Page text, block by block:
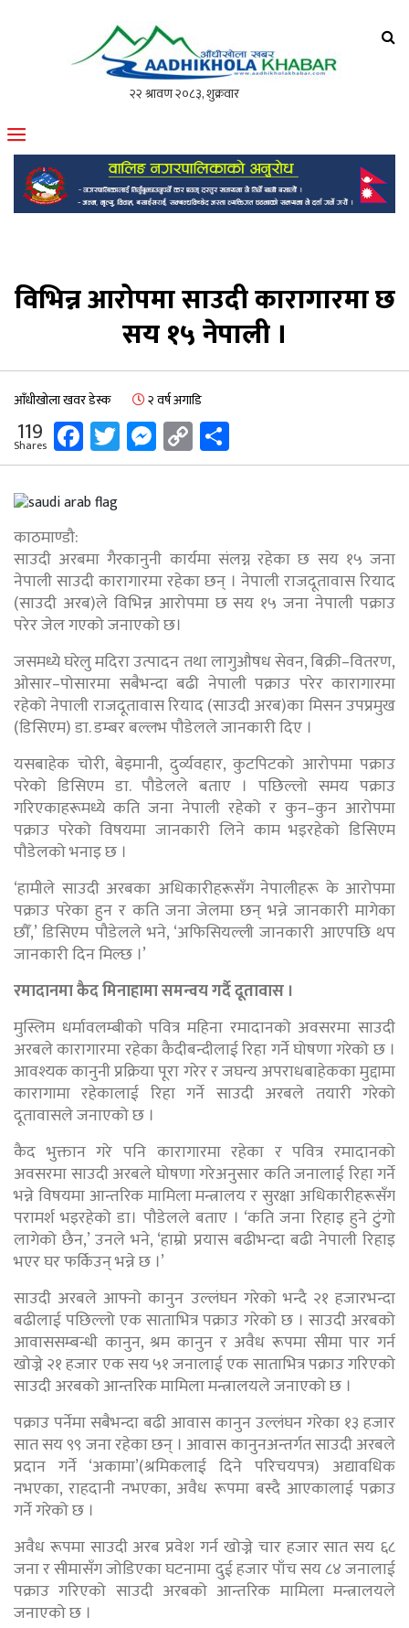
मोफसलकै लोकप्रिय अनलाइन पत्रिका
विभिन्न आरोपमा साउदी कारागारमा छ
सय १५ नेपाली ।
आँधीखोला खवर डेस्क २ वर्ष अगाडि
119
Shares Facebook
Twitter
Messenger
Copy
Link
काठमाण्डौ:
साउदी अरबमा गैरकानुनी कार्यमा संलग्न रहेका छ सय १५ जना
नेपाली साउदी कारागारमा रहेका छन् । नेपाली राजदूतावास रियाद
(साउदी अरब)ले विभिन्न आरोपमा छ सय १५ जना नेपाली पक्राउ
परेर जेल गएको जनाएको छ।
जसमध्ये घरेलु मदिरा उत्पादन तथा लागुऔषध सेवन, बिक्री–वितरण,
ओसार–पोसारमा सबैभन्दा बढी नेपाली पक्राउ परेर कारागारमा
रहेको नेपाली राजदूतावास रियाद (साउदी अरब)का मिसन उपप्रमुख
(डिसिएम) डा. डम्बर बल्लभ पौडेलले जानकारी दिए ।
यसबाहेक चोरी, बेइमानी, दुर्व्यवहार, कुटपिटको आरोपमा पक्राउ
परेको डिसिएम डा. पौडेलले बताए । पछिल्लो समय पक्राउ
गरिएकाहरूमध्ये कति जना नेपाली रहेको र कुन–कुन आरोपमा
पक्राउ परेको विषयमा जानकारी लिने काम भइरहेको डिसिएम
पौडेलको भनाइ छ ।
‘हामीले साउदी अरबका अधिकारीहरूसँग नेपालीहरू के आरोपमा
पक्राउ परेका हुन र कति जना जेलमा छन् भन्ने जानकारी मागेका
छौँ,’ डिसिएम पौडेलले भने, ‘अफिसियल्ली जानकारी आएपछि थप
जानकारी दिन मिल्छ ।’
रमादानमा कैद मिनाहामा समन्वय गर्दै दूतावास ।
मुस्लिम धर्मावलम्बीको पवित्र महिना रमादानको अवसरमा साउदी
अरबले कारागारमा रहेका कैदीबन्दीलाई रिहा गर्ने घोषणा गरेको छ ।
आवश्यक कानुनी प्रक्रिया पूरा गरेर र जघन्य अपराधबाहेकका मुद्दामा
कारागामा रहेकालाई रिहा गर्ने साउदी अरबले तयारी गरेको
दूतावासले जनाएको छ ।
कैद भुक्तान गरे पनि कारागारमा रहेका र पवित्र रमादानको
अवसरमा साउदी अरबले घोषणा गरेअनुसार कति जनालाई रिहा गर्ने
भन्ने विषयमा आन्तरिक मामिला मन्त्रालय र सुरक्षा अधिकारीहरूसँग
परामर्श भइरहेको डा। पौडेलले बताए । ‘कति जना रिहाइ हुने टुंगो
लागेको छैन,’ उनले भने, ‘हाम्रो प्रयास बढीभन्दा बढी नेपाली रिहाइ
भएर घर फर्किउन् भन्ने छ ।’
साउदी अरबले आफ्नो कानुन उल्लंघन गरेको भन्दै २१ हजारभन्दा
बढीलाई पछिल्लो एक साताभित्र पक्राउ गरेको छ । साउदी अरबको
आवाससम्बन्धी कानुन, श्रम कानुन र अवैध रूपमा सीमा पार गर्न
खोज्ने २१ हजार एक सय ५१ जनालाई एक साताभित्र पक्राउ गरिएको
साउदी अरबको आन्तरिक मामिला मन्त्रालयले जनाएको छ ।
पक्राउ पर्नेमा सबैभन्दा बढी आवास कानुन उल्लंघन गरेका १३ हजार
सात सय ९९ जना रहेका छन् । आवास कानुनअन्तर्गत साउदी अरबले
प्रदान गर्ने ‘अकामा’(श्रमिकलाई दिने परिचयपत्र) अद्यावधिक
नभएका, राहदानी नभएका, अवैध रूपमा बस्दै आएकालाई पक्राउ
गर्ने गरेको छ ।
अवैध रूपमा साउदी अरब प्रवेश गर्न खोज्ने चार हजार सात सय ६८
जना र सीमासँग जोडिएका घटनामा दुई हजार पाँच सय ८४ जनालाई
पक्राउ गरिएको साउदी अरबको आन्तरिक मामिला मन्त्रालयले
जनाएको छ ।